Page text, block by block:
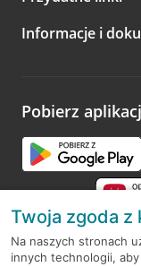
Informacje i
Pobierz
Twoja zgoda z
Na naszych stronach
innych technologii,